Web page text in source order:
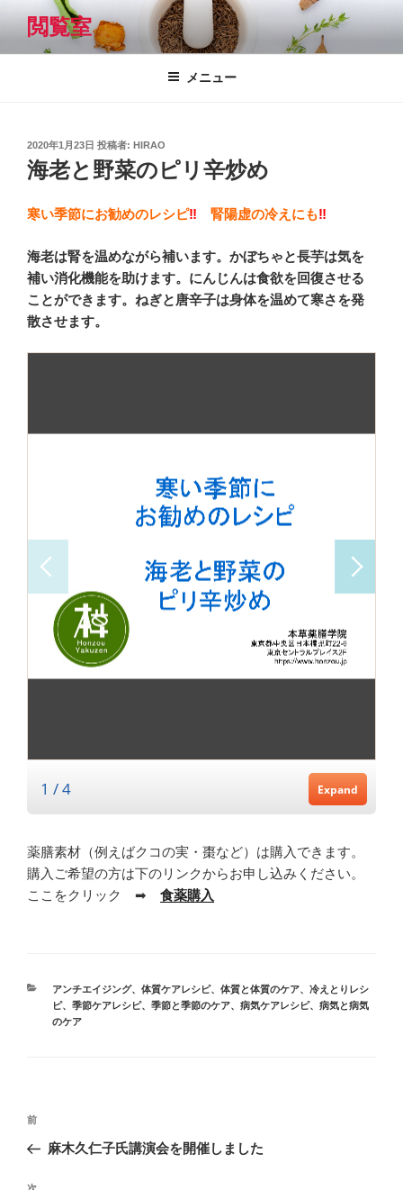
テ
閲覧室
メニュー
投
稿
日:
2020年1月23日 投稿者: HIRAO
海老と野菜のピリ辛炒め
寒い季節にお勧めのレシピ‼ 腎陽虚の冷えにも‼
海老は腎を温めながら補います。かぼちゃと長芋は気を
補い消化機能を助けます。にんじんは食欲を回復させる
ことができます。ねぎと唐辛子は身体を温めて寒さを発
散させます。
薬膳素材（例えばクコの実・棗など）は購入できます。
購入ご希望の方は下のリンクからお申し込みください。
ここをクリック ➡ 食薬購入
カ
テ
ゴ
アンチエイジング、 体質ケアレシピ、 体質と体質のケア、 冷えとりレシ
ピ、 季節ケアレシピ、 季節と季節のケア、 病気ケアレシピ、 病気と病気
のケア
投
ナ
ビ
前
の
稿
前
麻木久仁子氏講演会を開催しました